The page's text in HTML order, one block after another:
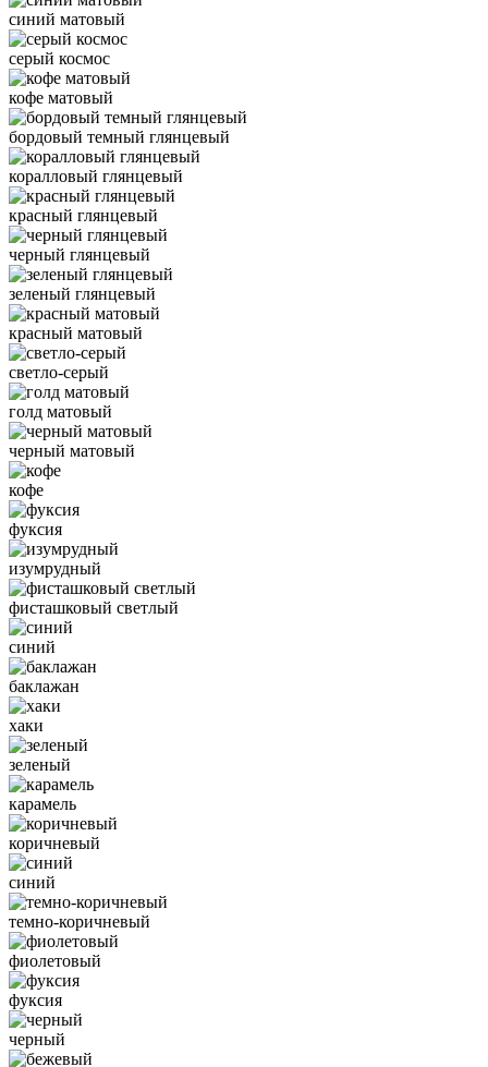
синий матовый
серый космос
кофе матовый
бордовый темный глянцевый
коралловый глянцевый
красный глянцевый
черный глянцевый
зеленый глянцевый
красный матовый
светло-серый
голд матовый
черный матовый
кофе
фуксия
изумрудный
фисташковый светлый
синий
баклажан
хаки
зеленый
карамель
коричневый
синий
темно-коричневый
фиолетовый
фуксия
черный